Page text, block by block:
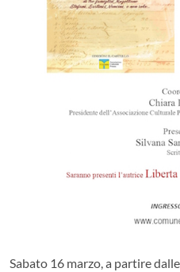
Sabato 16 marzo, a partire